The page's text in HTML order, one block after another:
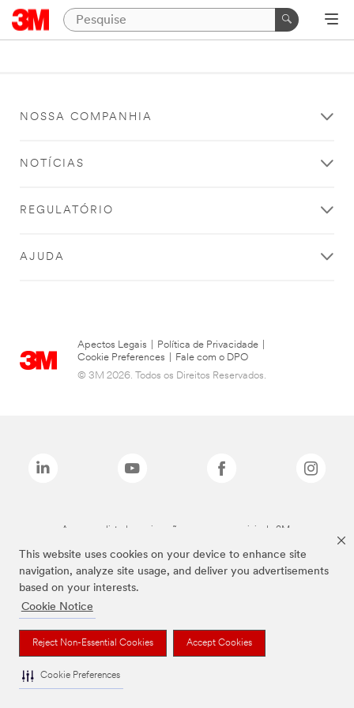
This website uses cookies on your device to enhance site
navigation, analyze site usage, and deliver you advertisements
based on your interests.
Cookie Notice
Reject Non-Essential Cookies Accept Cookies
Cookie Preferences
NOSSA COMPANHIA
NOTÍCIAS
REGULATÓRIO
AJUDA
Apectos Legais Política de Privacidade
Cookie Preferences
Fale com o DPO
© 3M 2026. Todos os Direitos Reservados.
As marcas listadas a cima são marcas comerciais da 3M.